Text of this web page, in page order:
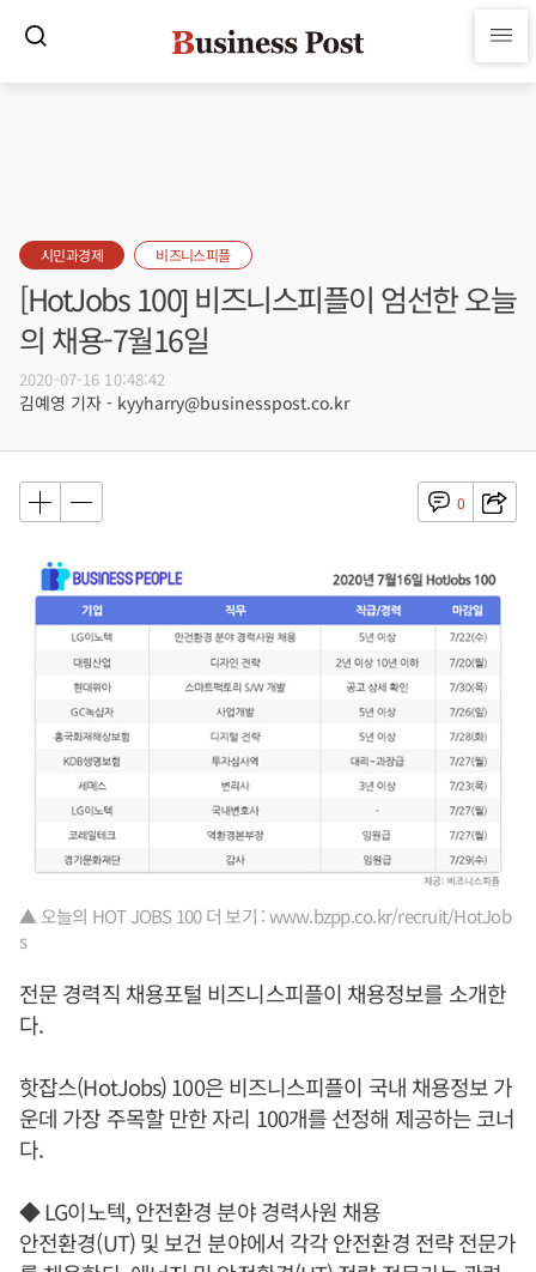
시민과경제 비즈니스피플
[HotJobs 100] 비즈니스피플이 엄선한 오늘
의 채용-7월16일
2020-07-16 10:48:42
김예영 기자 - kyyharry@businesspost.co.kr
0
▲ 오늘의 HOT JOBS 100 더 보기 : www.bzpp.co.kr/recruit/HotJob
s
전문 경력직 채용포털 비즈니스피플이 채용정보를 소개한
다.
핫잡스(HotJobs) 100은 비즈니스피플이 국내 채용정보 가
운데 가장 주목할 만한 자리 100개를 선정해 제공하는 코너
다.
◆ LG이노텍, 안전환경 분야 경력사원 채용
안전환경(UT) 및 보건 분야에서 각각 안전환경 전략 전문가